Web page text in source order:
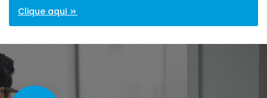
Clique aqui